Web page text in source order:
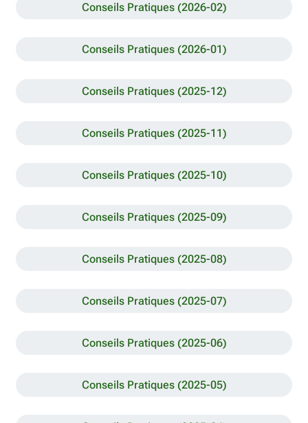
Conseils Pratiques (2026-02)
Conseils Pratiques (2026-01)
Conseils Pratiques (2025-12)
Conseils Pratiques (2025-11)
Conseils Pratiques (2025-10)
Conseils Pratiques (2025-09)
Conseils Pratiques (2025-08)
Conseils Pratiques (2025-07)
Conseils Pratiques (2025-06)
Conseils Pratiques (2025-05)